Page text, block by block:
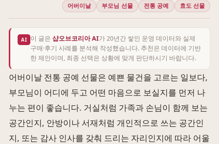
어버이날 부모님 선물 전통 공예 효도 선물
AI 이 글은샵오브코리아 AI가 20년간 쌓인 운영 데이터와 실제
구매·후기 사례를 분석해 작성했습니다. 추천은 데이터에 기반
한 제안이며, 최종 선택은 상황에 맞게 판단하시기 바랍니다.
어버이날 전통 공예 선물은 예쁜 물건을 고르는 일보다,
부모님이 어디에 두고 어떤 마음으로 보실지를 먼저 나
누는 편이 좋습니다. 거실처럼 가족과 손님이 함께 보는
공간인지, 안방이나 서재처럼 개인적으로 쓰는 공간인
지, 또는 감사 인사를 갖춰 드리는 자리인지에 따라 어울